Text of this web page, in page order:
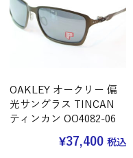
OAKLEY オークリー 偏
光サングラス TINCAN
ティンカン OO4082-06
¥37,400 税込